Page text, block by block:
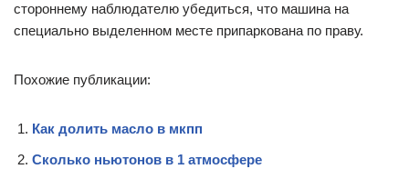
стороннему наблюдателю убедиться, что машина на
специально выделенном месте припаркована по праву.
Похожие публикации:
Как долить масло в мкпп
Сколько ньютонов в 1 атмосфере